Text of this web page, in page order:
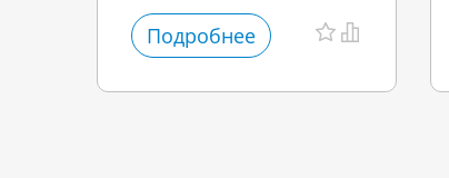
Подробнее